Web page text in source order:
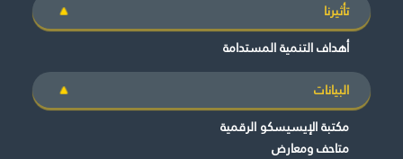
تأثيرنا
أهداف التنمية المستدامة
البيانات
مكتبة الإيسيسكو الرقمية
متاحف ومعارض